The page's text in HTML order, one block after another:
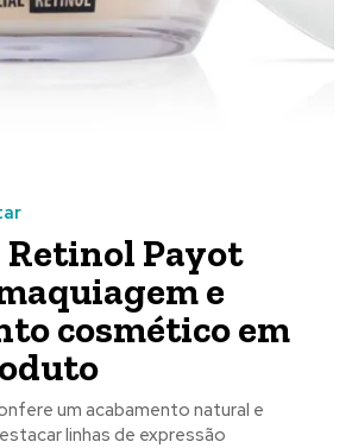
Retinol Payot
e
cosmético em
um acabamento natural e
linhas de expressão